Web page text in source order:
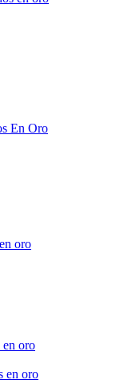
En Oro
oro
en oro
en oro